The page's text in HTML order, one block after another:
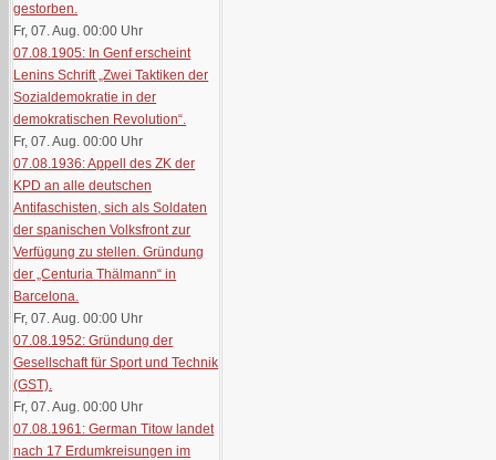
gestorben.
Fr, 07. Aug. 00:00 Uhr
07.08.1905: In Genf erscheint
Lenins Schrift „Zwei Taktiken der
Sozialdemokratie in der
demokratischen Revolution“.
Fr, 07. Aug. 00:00 Uhr
07.08.1936: Appell des ZK der
KPD an alle deutschen
Antifaschisten, sich als Soldaten
der spanischen Volksfront zur
Verfügung zu stellen. Gründung
der „Centuria Thälmann“ in
Barcelona.
Fr, 07. Aug. 00:00 Uhr
07.08.1952: Gründung der
Gesellschaft für Sport und Technik
(GST).
Fr, 07. Aug. 00:00 Uhr
07.08.1961: German Titow landet
nach 17 Erdumkreisungen im